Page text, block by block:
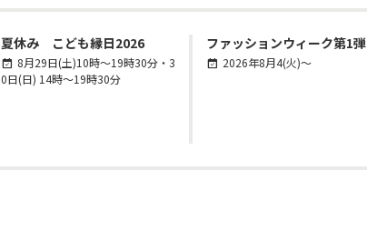
夏休み こども縁日2026
8月29日(土)10時～19時30分・3
0日(日) 14時～19時30分
ファッションウィーク第1弾
2026年8月4(火)～